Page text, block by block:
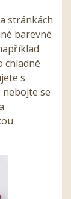
stránkách
barevné
chladné
s
se